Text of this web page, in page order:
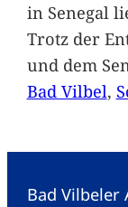
in Senegal
Trotz der
und dem
Bad Vilbel,
Bad Vilbeler